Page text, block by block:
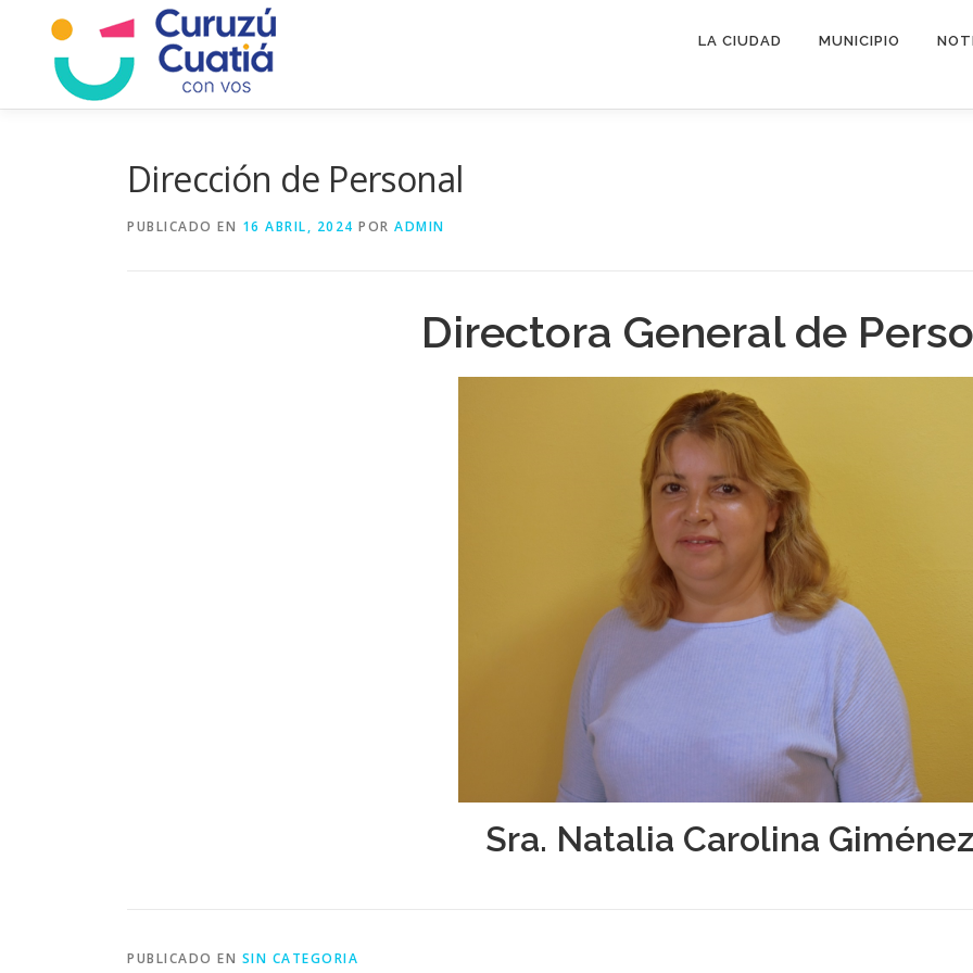
contenido
LA CIUDAD MUNICIPIO
Dirección de Personal
PUBLICADO EN 16 ABRIL, 2024 POR ADMIN
Directora General de
Sra. Natalia Carolina Giménez
PUBLICADO EN SIN CATEGORIA